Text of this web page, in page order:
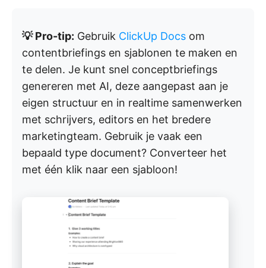
💡 Pro-tip: Gebruik ClickUp Docs om
contentbriefings en sjablonen te maken en
te delen. Je kunt snel conceptbriefings
genereren met AI, deze aangepast aan je
eigen structuur en in realtime samenwerken
met schrijvers, editors en het bredere
marketingteam. Gebruik je vaak een
bepaald type document? Converteer het
met één klik naar een sjabloon!